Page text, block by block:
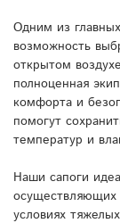
Одним из
возможность
открытом
полноценная
комфорта и
помогут
температур и
Наши сапоги
осуществляющих
условиях